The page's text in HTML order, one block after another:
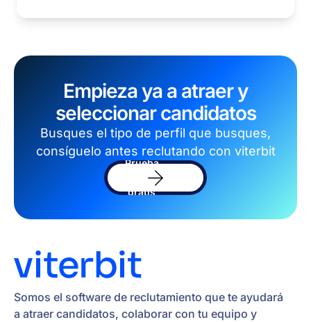
Empieza ya a atraer y
seleccionar candidatos
Busques el tipo de perfil que busques,
consíguelo antes reclutando con viterbit
Prueba
software
gratis
Somos el software de reclutamiento que te ayudará
a atraer candidatos, colaborar con tu equipo y